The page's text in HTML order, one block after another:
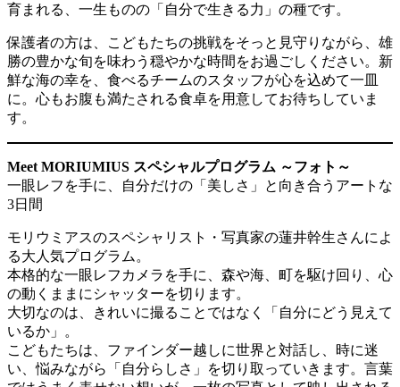
育まれる、一生ものの「自分で生きる力」の種です。
保護者の方は、こどもたちの挑戦をそっと見守りながら、雄
勝の豊かな旬を味わう穏やかな時間をお過ごしください。新
鮮な海の幸を、食べるチームのスタッフが心を込めて一皿
に。心もお腹も満たされる食卓を用意してお待ちしていま
す。
Meet MORIUMIUS スペシャルプログラム ～フォト～
一眼レフを手に、自分だけの「美しさ」と向き合うアートな
3日間
モリウミアスのスペシャリスト・写真家の蓮井幹生さんによ
る大人気プログラム。
本格的な一眼レフカメラを手に、森や海、町を駆け回り、心
の動くままにシャッターを切ります。
大切なのは、きれいに撮ることではなく「自分にどう見えて
いるか」。
こどもたちは、ファインダー越しに世界と対話し、時に迷
い、悩みながら「自分らしさ」を切り取っていきます。言葉